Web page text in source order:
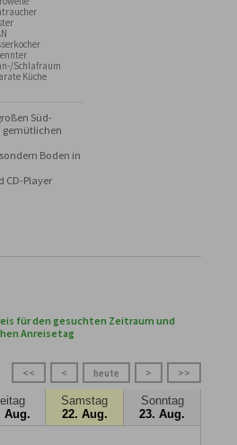
Schlafraum
Küche
Süd-
gemütlichen
Boden in
CD-Player
für den gesuchten Zeitraum und
Anreisetag
>>
>
heute
<
<<
Aug.
Samstag
22. Aug.
Sonntag
23. Aug.